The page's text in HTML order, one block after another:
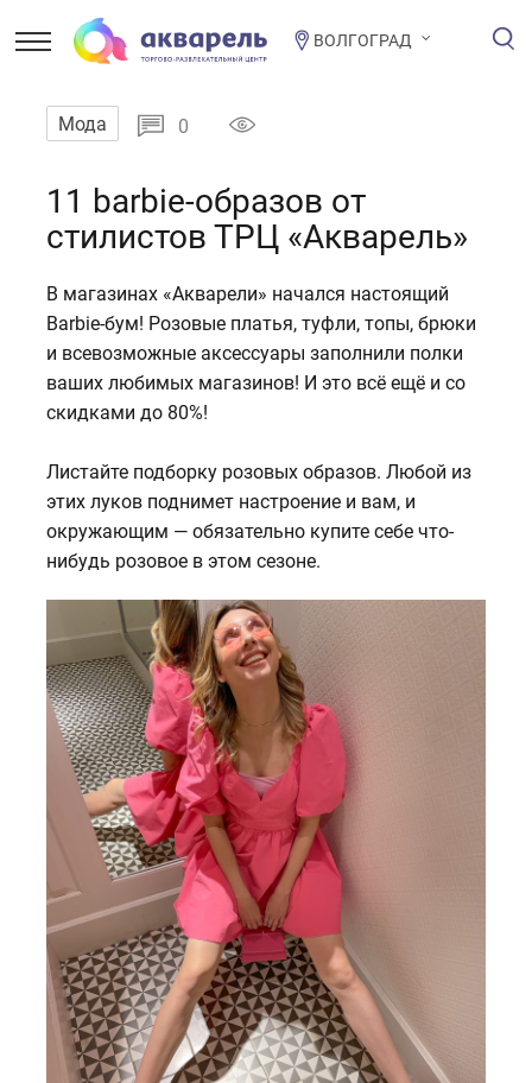
ВОЛГОГРАД
Мода 0
11 barbie-образов от
стилистов ТРЦ «Акварель»
В магазинах «Акварели» начался настоящий
Barbie-бум! Розовые платья, туфли, топы, брюки
и всевозможные аксессуары заполнили полки
ваших любимых магазинов! И это всё ещё и со
скидками до 80%!
Листайте подборку розовых образов. Любой из
этих луков поднимет настроение и вам, и
окружающим — обязательно купите себе что-
нибудь розовое в этом сезоне.